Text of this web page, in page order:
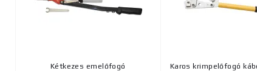
Kétkezes emelőfogó
Karos krimpelőfogó